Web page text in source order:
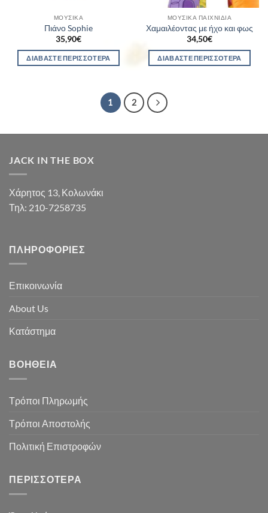
ΜΟΥΣΙΚΆ
Πιάνο Sophie
35,90€
ΔΙΑΒΆΣΤΕ ΠΕΡΙΣΣΌΤΕΡΑ
ΜΟΥΣΙΚΆ ΠΑΙΧΝΊΔΙΑ
Χαμαιλέοντας με ήχο και φως
34,50€
ΔΙΑΒΆΣΤΕ ΠΕΡΙΣΣΌΤΕΡΑ
1 2
JACK IN THE BOX
Χάρητος 13, Κολωνάκι
Τηλ: 210-7258735
ΠΛΗΡΟΦΟΡΊΕΣ
Επικοινωνία
About Us
Κατάστημα
ΒΟΉΘΕΙΑ
Τρόποι Πληρωμής
Τρόποι Αποστολής
Πολιτική Επιστροφών
ΠΕΡΙΣΣΌΤΕΡΑ